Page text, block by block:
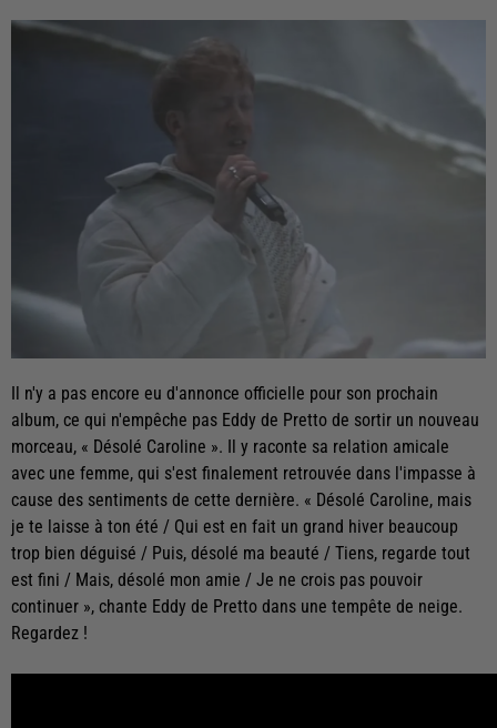
Il n'y a pas encore eu d'annonce officielle pour son prochain
album, ce qui n'empêche pas Eddy de Pretto de sortir un nouveau
morceau, « Désolé Caroline ». Il y raconte sa relation amicale
avec une femme, qui s'est finalement retrouvée dans l'impasse à
cause des sentiments de cette dernière. « Désolé Caroline, mais
je te laisse à ton été / Qui est en fait un grand hiver beaucoup
trop bien déguisé / Puis, désolé ma beauté / Tiens, regarde tout
est fini / Mais, désolé mon amie / Je ne crois pas pouvoir
continuer », chante Eddy de Pretto dans une tempête de neige.
Regardez !